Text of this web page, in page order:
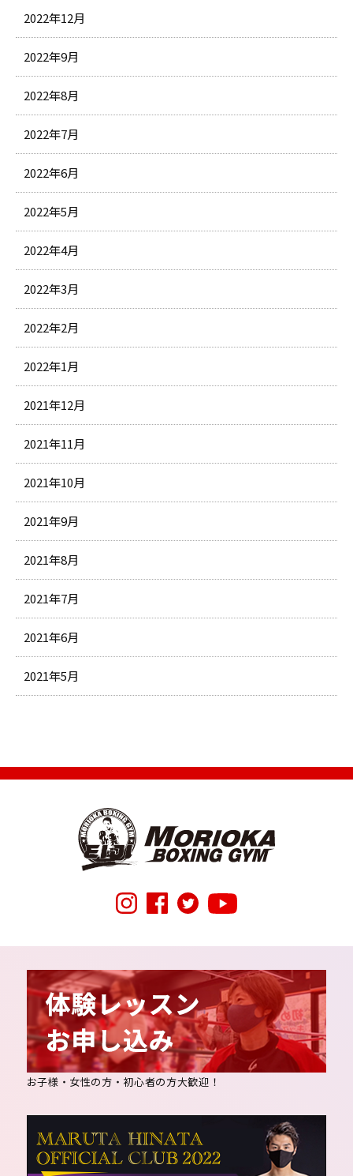
2022年12月
2022年9月
2022年8月
2022年7月
2022年6月
2022年5月
2022年4月
2022年3月
2022年2月
2022年1月
2021年12月
2021年11月
2021年10月
2021年9月
2021年8月
2021年7月
2021年6月
2021年5月
お子様・女性の方・初心者の方大歓迎！